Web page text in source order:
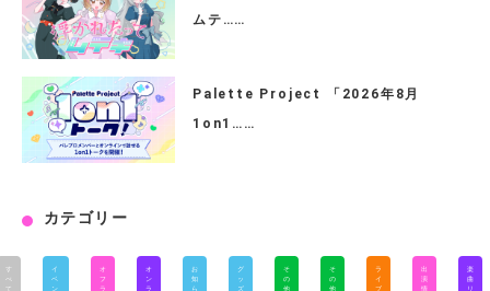
ムテ……
Palette Project 「2026年8月
1on1……
カテゴリー
す
べ
て
イ
ベ
ン
オ
フ
ラ
オ
ン
ラ
お
知
ら
グ
ッ
ズ
そ
の
他
そ
の
他
ラ
イ
ブ
出
演
情
楽
曲
リ